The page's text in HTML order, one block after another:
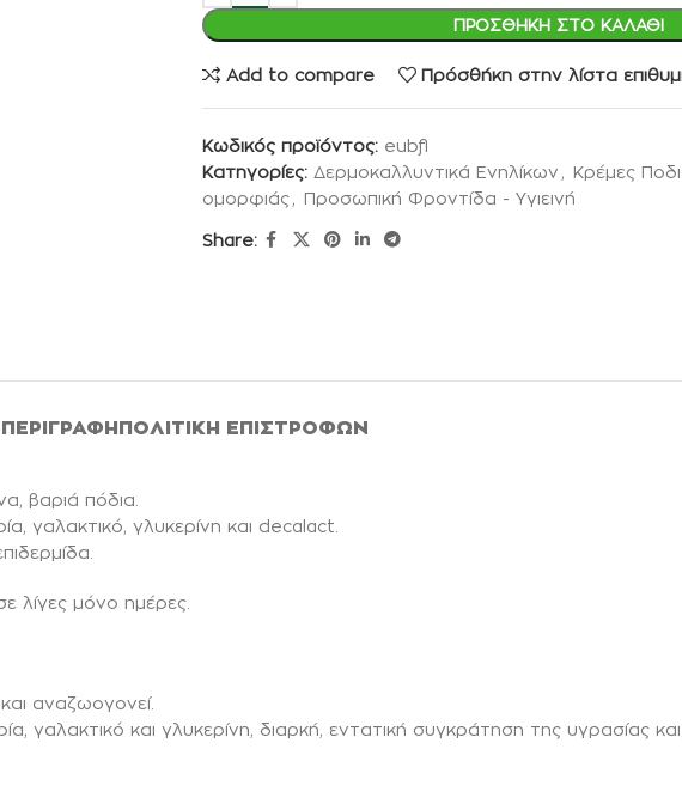
ΠΡΟΣΘΉΚΗ ΣΤΟ ΚΑΛΆΘΙ
Add to compare Πρόσθήκη στην λίστα
Κωδικός προϊόντος: eubfl
Κατηγορίες: Δερμοκαλλυντικά Ενηλίκων , Κρέμες
ομορφιάς , Προσωπική Φροντίδα - Υγιεινή
Share:
ΠΕΡΙΓΡΑΦΉΠΟΛΙΤΙΚΉ ΕΠΙΣΤΡΟΦΏΝ
βαριά πόδια.
γαλακτικό, γλυκερίνη και decalact.
λίγες μόνο ημέρες.
αναζωογονεί.
γαλακτικό και γλυκερίνη, διαρκή, εντατική συγκράτηση της υγρασίας